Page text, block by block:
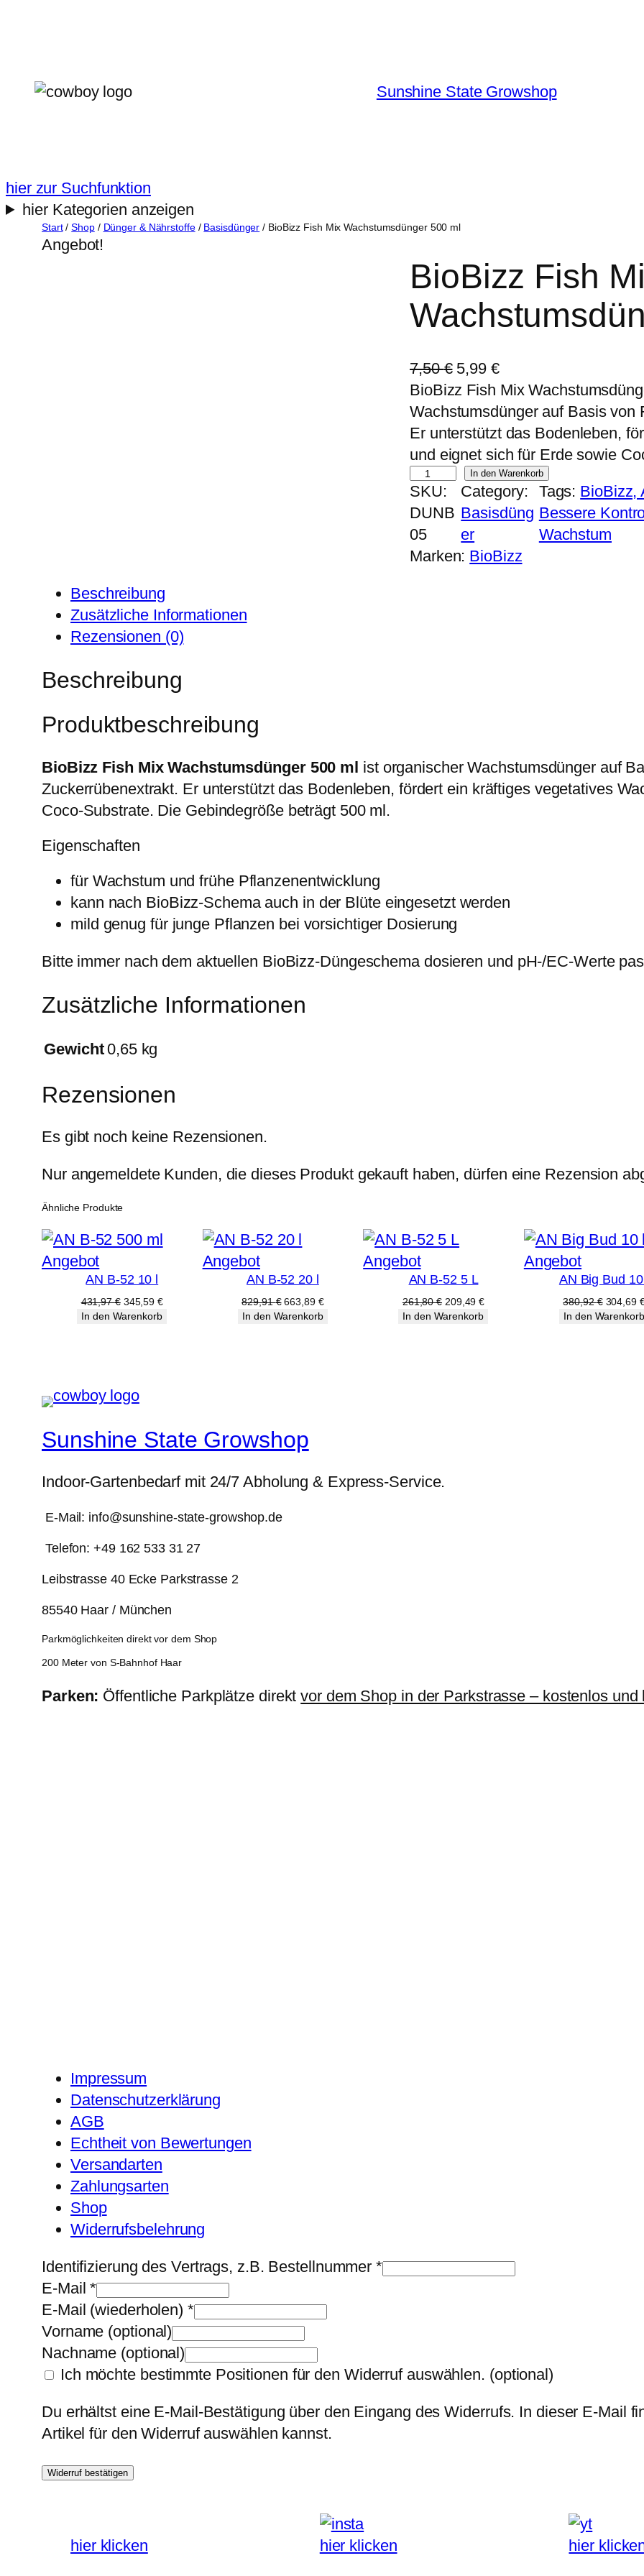
Sunshine State Growshop
hier zur Suchfunktion
hier Kategorien anzeigen
Start/Shop/ Dünger & Nährstoffe/ Basisdünger / BioBizz Fish Mix Wachstumsdünger 500 ml
Angebot!
BioBizz Fish
7,50€ U
r
s
p
r
ü
n
g
i
w
a
5
0
€
5,99 €A
k
t
u
e
l
l
e
P
,
9
BioBizz Fish Mix
Wachstumsdünger auf Basis von
Er unterstützt das Bodenleben,
und eignet sich für Erde sowie
B
i
o
B
i
W
a
u
m
d
m
e
n
g
e
In den Warenkorb
SKU:
DUNB
05
Category:
Basisdüng
er
Tags: BioBizz,
Bessere
Wachstum
Marken: BioBizz
Beschreibung
Zusätzliche Informationen
Rezensionen (0)
Beschreibung
Produktbeschreibung
BioBizz Fish Mix Wachstumsdünger 500 ml ist organischer Wachstumsdünger auf
Zuckerrübenextrakt. Er unterstützt das Bodenleben, fördert ein kräftiges vegetatives
Coco-Substrate. Die Gebindegröße beträgt 500 ml.
Eigenschaften
für Wachstum und frühe Pflanzenentwicklung
kann nach BioBizz-Schema auch in der Blüte eingesetzt werden
mild genug für junge Pflanzen bei vorsichtiger Dosierung
Bitte immer nach dem aktuellen BioBizz-Düngeschema dosieren und pH-/EC-Werte
Zusätzliche Informationen
Gewicht0,65 kg
Rezensionen
Es gibt noch keine Rezensionen.
Nur angemeldete Kunden, die dieses Produkt gekauft haben, dürfen eine Rezension
Ähnliche Produkte
AngebotProdukt
im
Angebot
AN B-52 10 l
431,97€ Ursprünglicher
Preis
345,59€Aktueller
Preis
In den Warenkorb
AngebotProdukt
im
Angebot
AN B-52 20 l
829,91€ Ursprünglicher
Preis
663,89 €Aktueller
Preis
In den Warenkorb
AngebotProdukt
im
Angebot
AN B-52 5 L
261,80€ Ursprünglicher
Preis
209,49€Aktueller
In den Warenkorb
AngebotProdukt
im
Angebot
AN Big Bud 10 l
380,92€
Preis
304,69
In den Warenkorb
Sunshine State Growshop
Indoor-Gartenbedarf mit 24/7 Abholung & Express-Service.
E-Mail: info@sunshine-state-growshop.de
Telefon: +49 162 533 31 27
Leibstrasse 40 Ecke Parkstrasse 2
85540 Haar / München
Parkmöglichkeiten direkt vor dem Shop
200 Meter von S-Bahnhof Haar
Parken: Öffentliche Parkplätze direktvor dem Shop in der Parkstrasse – kostenlos und
Impressum
Datenschutzerklärung
AGB
Echtheit von Bewertungen
Versandarten
Zahlungsarten
Shop
Widerrufsbelehrung
Identifizierung des Vertrags, z.B. Bestellnummer*
E-Mail*
E-Mail (wiederholen) *
Vorname (optional)
Nachname (optional)
Ich möchte bestimmte Positionen für den Widerruf auswählen. (optional)
Du erhältst eine E-Mail-Bestätigung über den Eingang des Widerrufs. In dieser E-Mail
Artikel für den Widerruf auswählen kannst.
Widerruf bestätigen
hier klicken hier klicken hier